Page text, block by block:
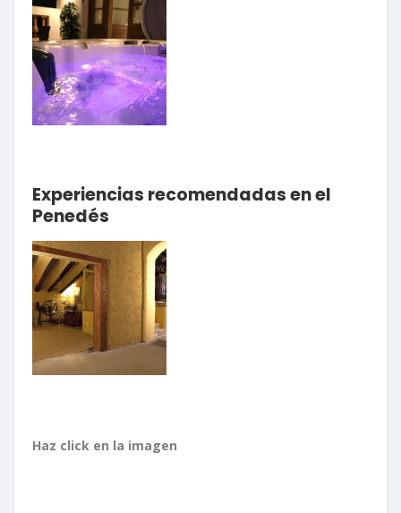
Experiencias recomendadas en el
Penedés
Haz click en la imagen